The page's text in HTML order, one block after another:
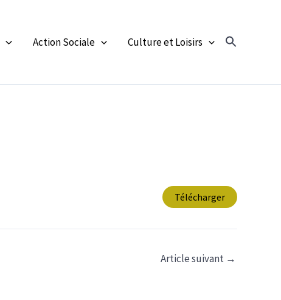
Action Sociale Culture et Loisirs
Télécharger
Article suivant →